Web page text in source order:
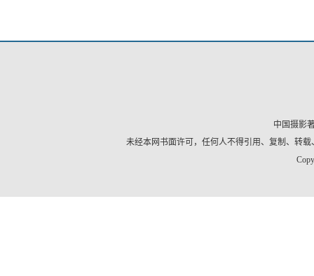
中国摄影
未经本网书面许可，任何人不得引用、复制、转